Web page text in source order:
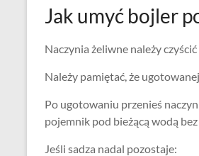
Jak umyć bojler
Naczynia żeliwne należy
Należy pamiętać, że
Po ugotowaniu przenieś
pojemnik pod bieżącą wodą
Jeśli sadza nadal pozostaje: